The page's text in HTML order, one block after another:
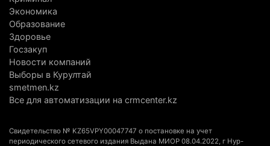
3 августа 2026 г. 10:17
Конная прогулка на Кольсае закончилась
вызовом спасателей
3 августа 2026 г. 09:09
Последний раз ее видели на остановке: в
Алматинской области почти две недели ищут 17-
3 августа 2026 г. 08:03 190
Экономика
Образование
Здоровье
Госзакуп
Новости компаний
Выборы в Курултай
smetmen.kz
Все для автоматизации на crmcenter.kz
Свидетельство № KZ65VPY00047747 о постановке на учет
периодического сетевого издания Выдана МИОР 08.04.2022, г Нур-